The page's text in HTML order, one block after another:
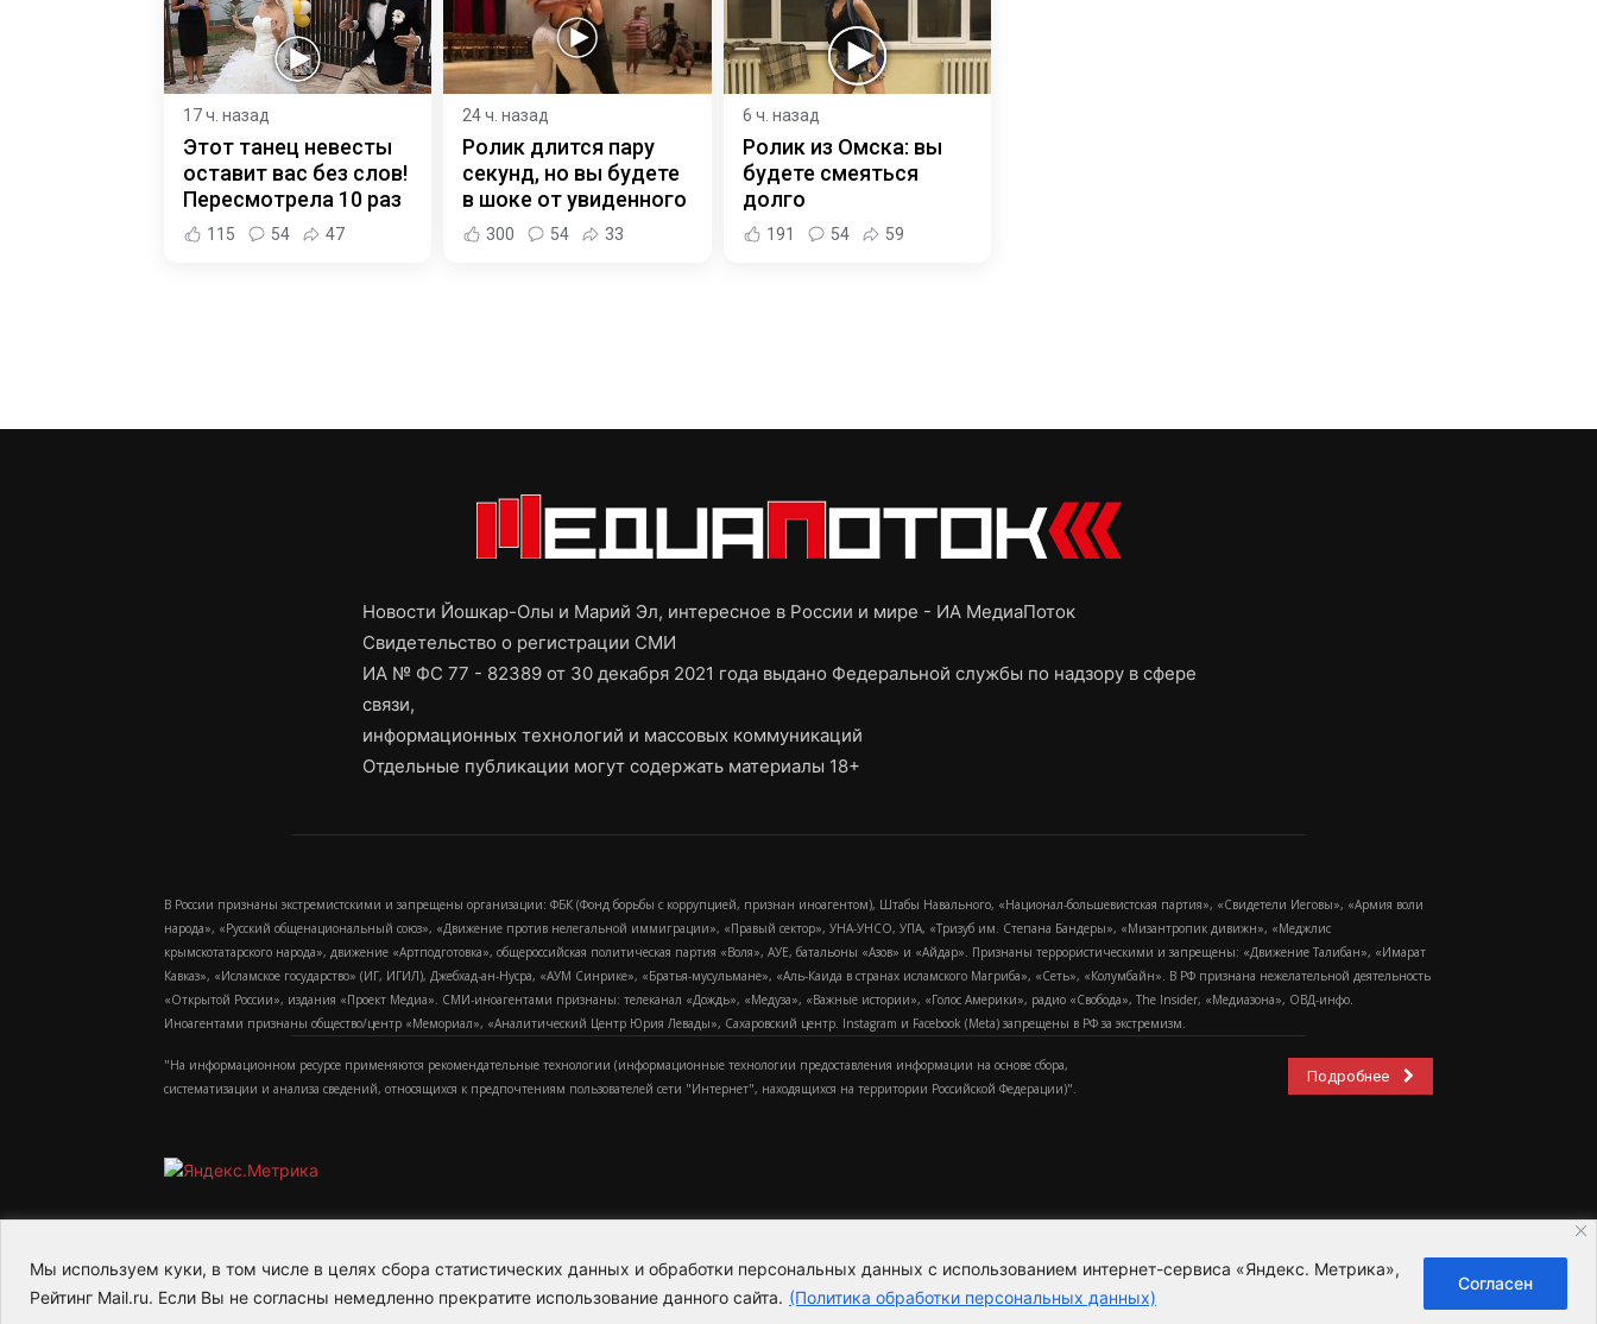
Мы используем куки, в том числе в целях сбора статистических данных и обработки персональных данных с использованием интернет-сервиса «Яндекс. Метрика»,
Рейтинг Mail.ru. Если Вы не согласны немедленно прекратите использование данного сайта. (Политика обработки персональных данных)
Согласен
17 ч. назад
Этот танец невесты
оставит вас без слов!
Пересмотрела 10 раз
115 54 47
24 ч. назад
Ролик длится пару
секунд, но вы будете
в шоке от увиденного
300 54 33
6 ч. назад
Ролик из Омска: вы
будете смеяться
долго
191 54 59
Новости Йошкар-Олы и Марий Эл, интересное в России и мире - ИА МедиаПоток
Свидетельство о регистрации СМИ
ИА № ФС 77 - 82389 от 30 декабря 2021 года выдано Федеральной службы по надзору в сфере
связи,
информационных технологий и массовых коммуникаций
Отдельные публикации могут содержать материалы 18+
В России признаны экстремистскими и запрещены организации: ФБК (Фонд борьбы с коррупцией, признан иноагентом), Штабы Навального, «Национал-большевистская партия», «Свидетели Иеговы», «Армия воли
народа», «Русский общенациональный союз», «Движение против нелегальной иммиграции», «Правый сектор», УНА-УНСО, УПА, «Тризуб им. Степана Бандеры», «Мизантропик дивижн», «Меджлис
крымскотатарского народа», движение «Артподготовка», общероссийская политическая партия «Воля», АУЕ, батальоны «Азов» и «Айдар». Признаны террористическими и запрещены: «Движение Талибан», «Имарат
Кавказ», «Исламское государство» (ИГ, ИГИЛ), Джебхад-ан-Нусра, «АУМ Синрике», «Братья-мусульмане», «Аль-Каида в странах исламского Магриба», «Сеть», «Колумбайн». В РФ признана нежелательной деятельность
«Открытой России», издания «Проект Медиа». СМИ-иноагентами признаны: телеканал «Дождь», «Медуза», «Важные истории», «Голос Америки», радио «Свобода», The Insider, «Медиазона», ОВД-инфо.
Иноагентами признаны общество/центр «Мемориал», «Аналитический Центр Юрия Левады», Сахаровский центр. Instagram и Facebook (Metа) запрещены в РФ за экстремизм.
"На информационном ресурсе применяются рекомендательные технологии (информационные технологии предоставления информации на основе сбора,
систематизации и анализа сведений, относящихся к предпочтениям пользователей сети "Интернет", находящихся на территории Российской Федерации)".
Подробнее
2015-2026- Информационное агентство МедиаПоток Для справки
Пользовательское соглашение
Политика обработки персональных данных